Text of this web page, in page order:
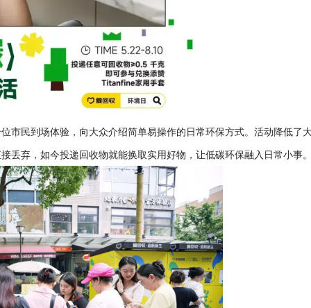
市民到场体验，向大众介绍简单易操作的日常环保方式。活动降低了
丢弃，如今投递回收物就能换取实用好物，让低碳环保融入日常小事